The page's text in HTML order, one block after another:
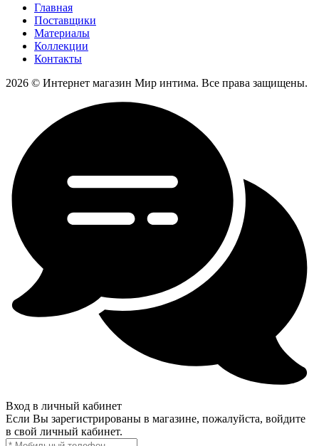
Главная
Поставщики
Материалы
Коллекции
Контакты
2026 © Интернет магазин Мир интима. Все права защищены.
Вход в личный кабинет
Если Вы зарегистрированы в магазине, пожалуйста, войдите
в свой личный кабинет.